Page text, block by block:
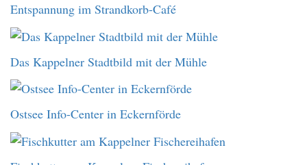
Entspannung im Strandkorb-Café
Das Kappelner Stadtbild mit der Mühle
Ostsee Info-Center in Eckernförde